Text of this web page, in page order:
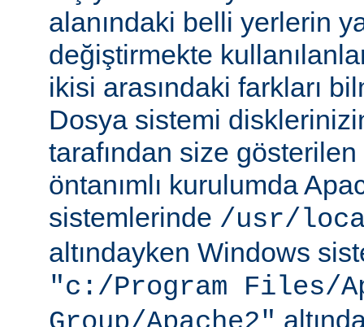
alanındaki belli yerlerin
değiştirmekte
ikisi arasındaki farkları
Dosya sistemi
tarafından size
öntanımlı kurulumda
sistemlerinde /usr/
altındayken Windows
"c:/Program Files/